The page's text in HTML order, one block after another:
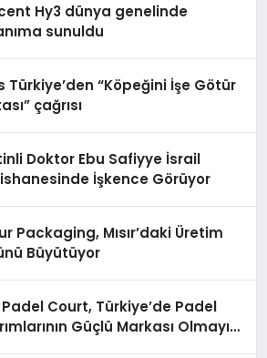
Hy3 dünya genelinde
sunuldu
Türkiye’den “Köpeğini İşe Götür
çağrısı
Doktor Ebu Safiyye İsrail
İşkence Görüyor
Packaging, Mısır’daki Üretim
Büyütüyor
Padel Court, Türkiye’de Padel
Güçlü Markası Olmayı